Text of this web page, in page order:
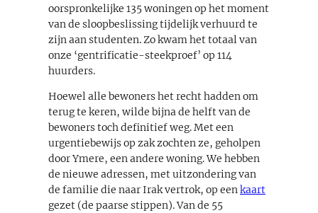
oorspronkelijke 135 woningen op het moment
van de sloopbeslissing tijdelijk verhuurd te
zijn aan studenten. Zo kwam het totaal van
onze ‘gentrificatie-steekproef’ op 114
huurders.
Hoewel alle bewoners het recht hadden om
terug te keren, wilde bijna de helft van de
bewoners toch definitief weg. Met een
urgentiebewijs op zak zochten ze, geholpen
door Ymere, een andere woning. We hebben
de nieuwe adressen, met uitzondering van
de familie die naar Irak vertrok, op eenkaart
gezet (de paarse stippen). Van de 55